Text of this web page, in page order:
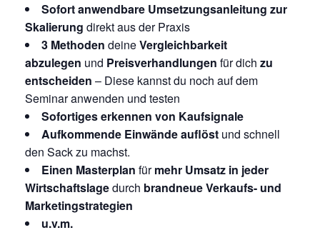
Sofort anwendbare Umsetzungsanleitung zur
Skalierung direkt aus der Praxis
3 Methoden deineVergleichbarkeit
abzulegen und Preisverhandlungen für dich zu
entscheiden – Diese kannst du noch auf dem
Seminar anwenden und testen
Sofortiges erkennen von Kaufsignale
Aufkommende Einwände auflöst und schnell
den Sack zu machst.
Einen Masterplan fürmehr Umsatz in jeder
Wirtschaftslagedurch brandneue Verkaufs- und
Marketingstrategien
u.v.m.